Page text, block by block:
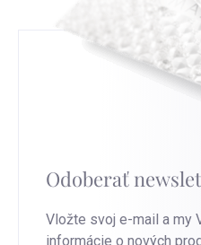
Odoberať
Vložte svoj e-mail a my
informácie o nových